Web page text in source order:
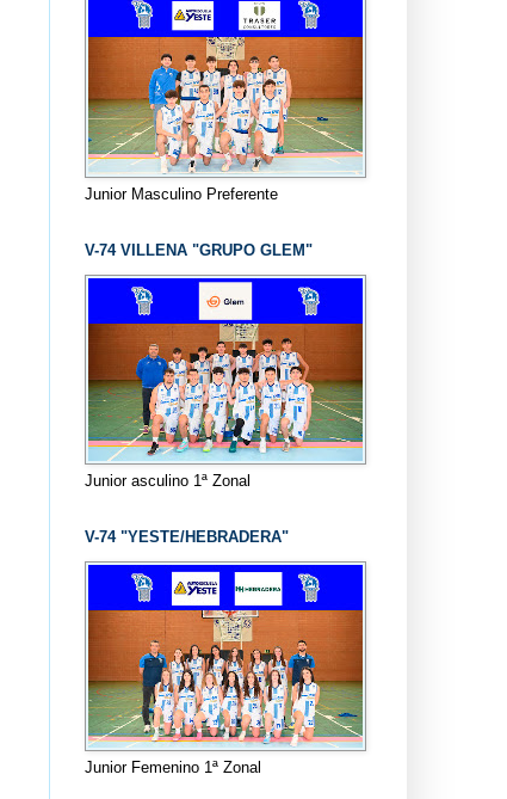
Junior Masculino Preferente
V-74 VILLENA "GRUPO GLEM"
Junior asculino 1ª Zonal
V-74 "YESTE/HEBRADERA"
Junior Femenino 1ª Zonal